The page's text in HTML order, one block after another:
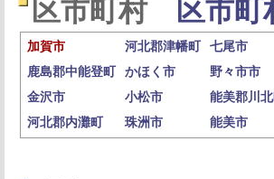
区市町村
区市
加賀市 河北郡津幡町 七尾市
鹿島郡中能登町
かほく市 野々市市
金沢市
小松市 能美郡川北
河北郡内灘町
珠洲市 能美市